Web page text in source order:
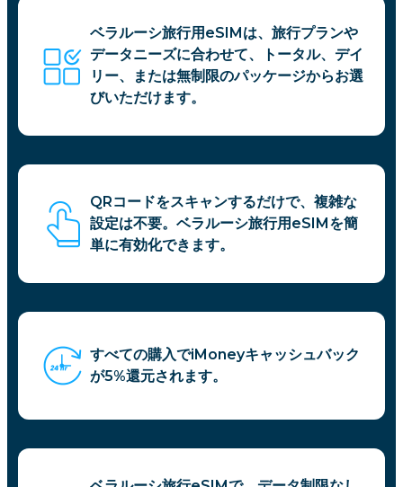
ベラルーシ旅行用eSIMは、旅行プランや
データニーズに合わせて、トータル、デイ
リー、または無制限のパッケージからお選
びいただけます。
QRコードをスキャンするだけで、複雑な
設定は不要。ベラルーシ旅行用eSIMを簡
単に有効化できます。
すべての購入でiMoneyキャッシュバック
が5%還元されます。